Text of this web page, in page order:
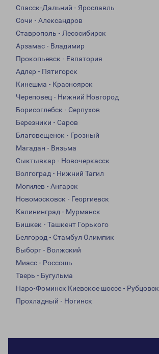
Спасск-Дальний - Ярославль
Сочи - Александров
Ставрополь - Лесосибирск
Арзамас - Владимир
Прокопьевск - Евпатория
Адлер - Пятигорск
Кинешма - Красноярск
Череповец - Нижний Новгород
Борисоглебск - Серпухов
Березники - Саров
Благовещенск - Грозный
Магадан - Вязьма
Сыктывкар - Новочеркасск
Волгоград - Нижний Тагил
Могилев - Ангарск
Новомосковск - Георгиевск
Калининград - Мурманск
Бишкек - Ташкент Горького
Белгород - Стамбул Олимпик
Выборг - Волжский
Миасс - Россошь
Тверь - Бугульма
Наро-Фоминск Киевское шоссе - Рубцовск
Прохладный - Ногинск